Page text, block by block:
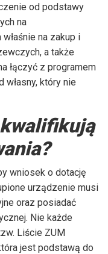
od podstawy
na
na zakup i
a także
łączyć z programem
własny, który nie
wniosek o dotację
urządzenie musi
oraz posiadać
Nie każde
Liście ZUM
jest podstawą do